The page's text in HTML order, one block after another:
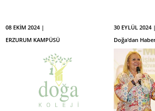
08 EKİM 2024 |
ERZURUM KAMPÜSÜ
30 EYLÜL 2024 |
Doğa'dan